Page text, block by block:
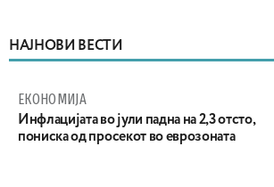
НАЈНОВИ ВЕСТИ
ЕКОНОМИЈА
Инфлацијата во јули падна на 2,3 отсто,
пониска од просекот во еврозоната